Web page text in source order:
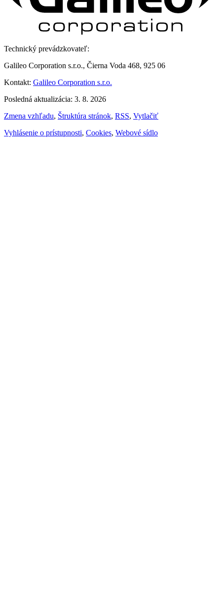
Technický prevádzkovateľ:
Galileo Corporation s.r.o., Čierna Voda 468, 925 06
Kontakt: Galileo Corporation s.r.o.
Posledná aktualizácia: 3. 8. 2026
Zmena vzhľadu, Štruktúra stránok, RSS, Vytlačiť
Vyhlásenie o prístupnosti, Cookies, Webové sídlo